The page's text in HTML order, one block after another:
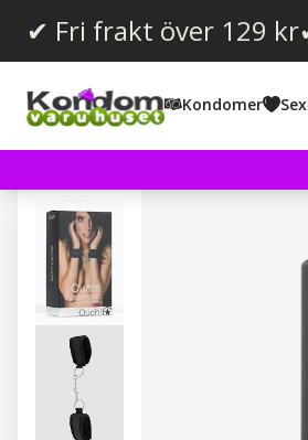
✔ Fri frakt över 129 kr
Kondomer